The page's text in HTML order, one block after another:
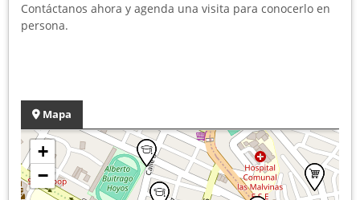
Contáctanos ahora y agenda una visita para conocerlo en
persona.
Mapa
+
−